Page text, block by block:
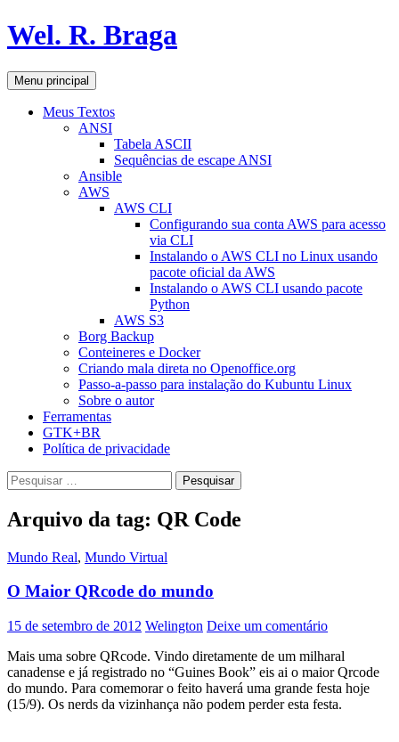
Pular
para
conteúdo
Wel. R. Braga
Pesquisar
Menu principal
Meus Textos
ANSI
Tabela ASCII
Sequências de escape ANSI
Ansible
AWS
AWS CLI
Configurando sua conta AWS para acesso
via CLI
Instalando o AWS CLI no Linux usando
pacote oficial da AWS
Instalando o AWS CLI usando pacote
Python
AWS S3
Borg Backup
Conteineres e Docker
Criando mala direta no Openoffice.org
Passo-a-passo para instalação do Kubuntu Linux
Sobre o autor
Ferramentas
GTK+BR
Política de privacidade
Pesquisar
por:
Arquivo da tag: QR Code
Mundo Real, Mundo Virtual
O Maior QRcode do mundo
15 de setembro de 2012 Welington Deixe um comentário
Mais uma sobre QRcode. Vindo diretamente de um milharal
canadense e já registrado no “Guines Book” eis ai o maior Qrcode
do mundo. Para comemorar o feito haverá uma grande festa hoje
(15/9). Os nerds da vizinhança não podem perder esta festa.